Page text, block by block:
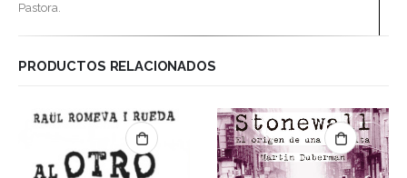
Pastora.
PRODUCTOS RELACIONADOS